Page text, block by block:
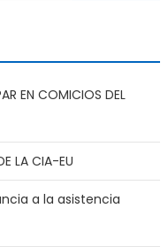
EN COMICIOS DEL
LA CIA-EU
a la asistencia